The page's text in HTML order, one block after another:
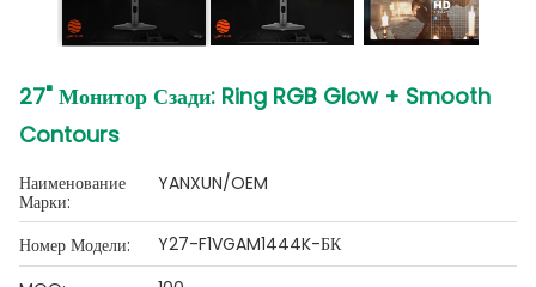
27" Монитор Сзади: Ring RGB Glow + Smooth
Contours
Наименование
Марки:
YANXUN/OEM
Номер Модели:
Y27-F1VGAM1444K-БК